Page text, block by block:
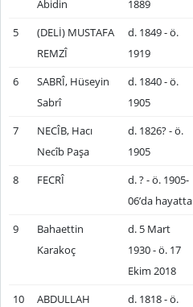
Abidin
1889
5
(DELİ) MUSTAFA
REMZÎ
d. 1849 - ö.
1919
6
SABRÎ, Hüseyin
Sabrî
d. 1840 - ö.
1905
7
NECÎB, Hacı
Necîb Paşa
d. 1826? - ö.
1905
8 FECRÎ
d. ? - ö. 1905-
06’da hayatta
9
Bahaettin
Karakoç
d. 5 Mart
1930 - ö. 17
Ekim 2018
10
ABDULLAH
d. 1818 - ö.